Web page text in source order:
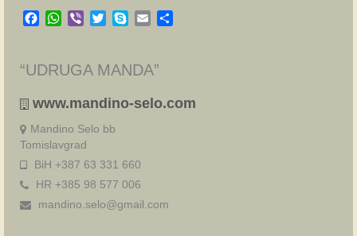
Facebook
WhatsApp
Viber TwitterSkypeEmail
“UDRUGA MANDA”
www.mandino-selo.com
Mandino Selo bb
Tomislavgrad
BiH +387 63 331 660
HR +385 98 577 006
mandino.selo@gmail.com